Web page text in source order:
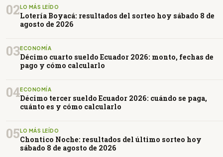
02LO MÁS LEÍDO
Lotería Boyacá: resultados del sorteo hoy sábado 8 de
agosto de 2026
03ECONOMÍA
Décimo cuarto sueldo Ecuador 2026: monto, fechas de
pago y cómo calcularlo
04ECONOMÍA
Décimo tercer sueldo Ecuador 2026: cuándo se paga,
cuánto es y cómo calcularlo
05LO MÁS LEÍDO
Chontico Noche: resultados del último sorteo hoy
sábado 8 de agosto de 2026